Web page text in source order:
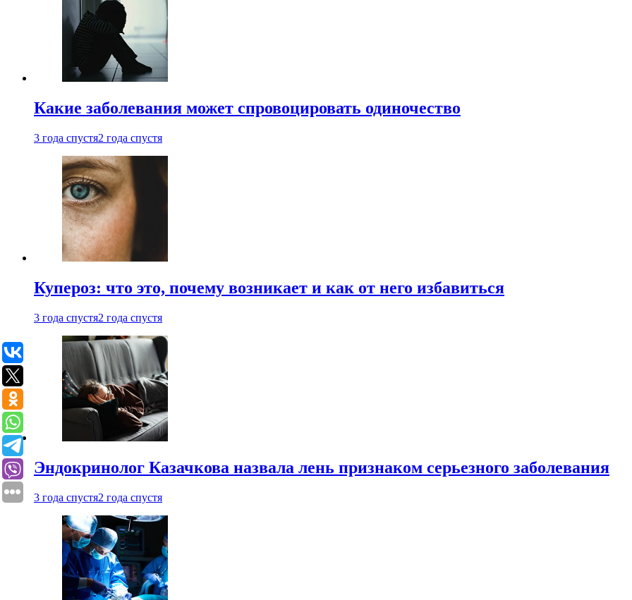
Какие заболевания может спровоцировать одиночество
3 года спустя2 года спустя
Купероз: что это, почему возникает и как от него избавиться
3 года спустя2 года спустя
Эндокринолог Казачкова назвала лень признаком серьезного заболевания
3 года спустя2 года спустя